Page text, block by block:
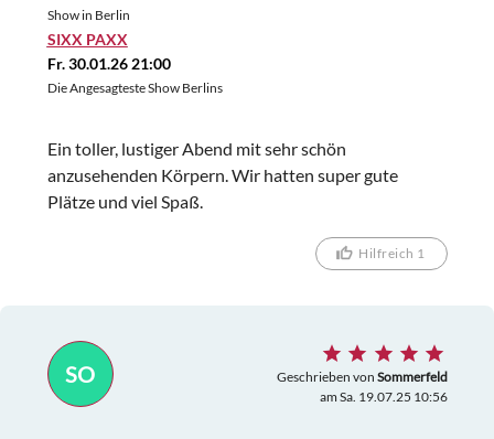
Show in Berlin
SIXX PAXX
Fr. 30.01.26 21:00
Die Angesagteste Show Berlins
Ein toller, lustiger Abend mit sehr schön
anzusehenden Körpern. Wir hatten super gute
Plätze und viel Spaß.
Hilfreich 1
SO Geschrieben von Sommerfeld
am Sa. 19.07.25 10:56